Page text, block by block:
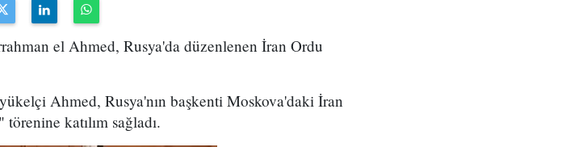
el Ahmed, Rusya'da düzenlenen İran Ordu
Ahmed, Rusya'nın başkenti Moskova'daki İran
katılım sağladı.